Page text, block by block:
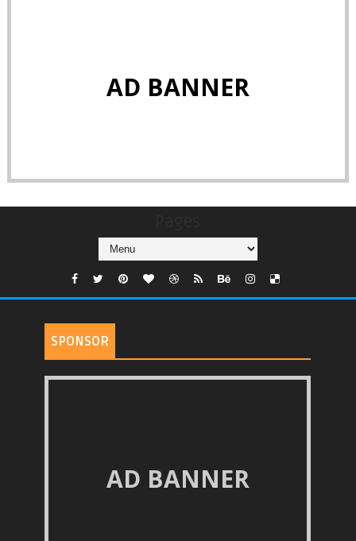
AD BANNER
SPONSOR
AD BANNER